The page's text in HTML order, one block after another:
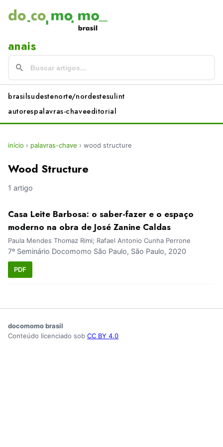
anais
brasilsudestenorte/nordestesulint
autorespalavras-chaveeditorial
início › palavras-chave › wood structure
Wood Structure
1 artigo
Casa Leite Barbosa: o saber-fazer e o espaço
moderno na obra de José Zanine Caldas
Paula Mendes Thomaz Rimi; Rafael Antonio Cunha Perrone
7º Seminário Docomomo São Paulo, São Paulo, 2020
PDF
docomomo brasil
Conteúdo licenciado sob CC BY 4.0